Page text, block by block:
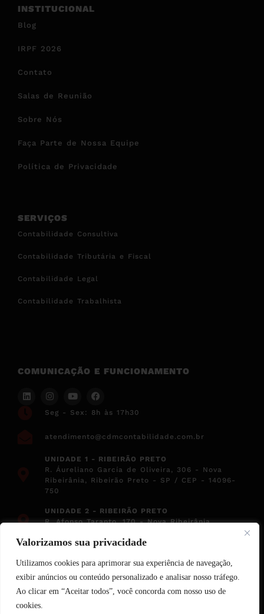
Valorizamos sua privacidade
Utilizamos cookies para aprimorar sua experiência de navegação,
exibir anúncios ou conteúdo personalizado e analisar nosso tráfego.
Ao clicar em “Aceitar todos”, você concorda com nosso uso de
cookies.
INSTITUCIONAL
Blog
IRPF 2026
Contato
Salas de Reunião
Sobre Nós
Faça Parte de Nossa Equipe
Política de Privacidade
SERVIÇOS
Contabilidade Consultiva
Contabilidade Tributária e Fiscal
Contabilidade Legal
Contabilidade Trabalhista
COMUNICAÇÃO E FUNCIONAMENTO
Seg - Sex: 8h às 17h30
atendimento@cdmcontabilidade.com.br
UNIDADE 1 - RIBEIRÃO PRETO
R. Áureliano García de Oliveira, 306 - Nova
Ribeirânia, Ribeirão Preto - SP / CEP - 14096-
750
UNIDADE 2 - RIBEIRÃO PRETO
R. Afonso Taranto, 170 - Nova Ribeirânia,
R. Argentina, 1560 - Sala 56 - América, Barretos
- SP / CEP - 14783-192